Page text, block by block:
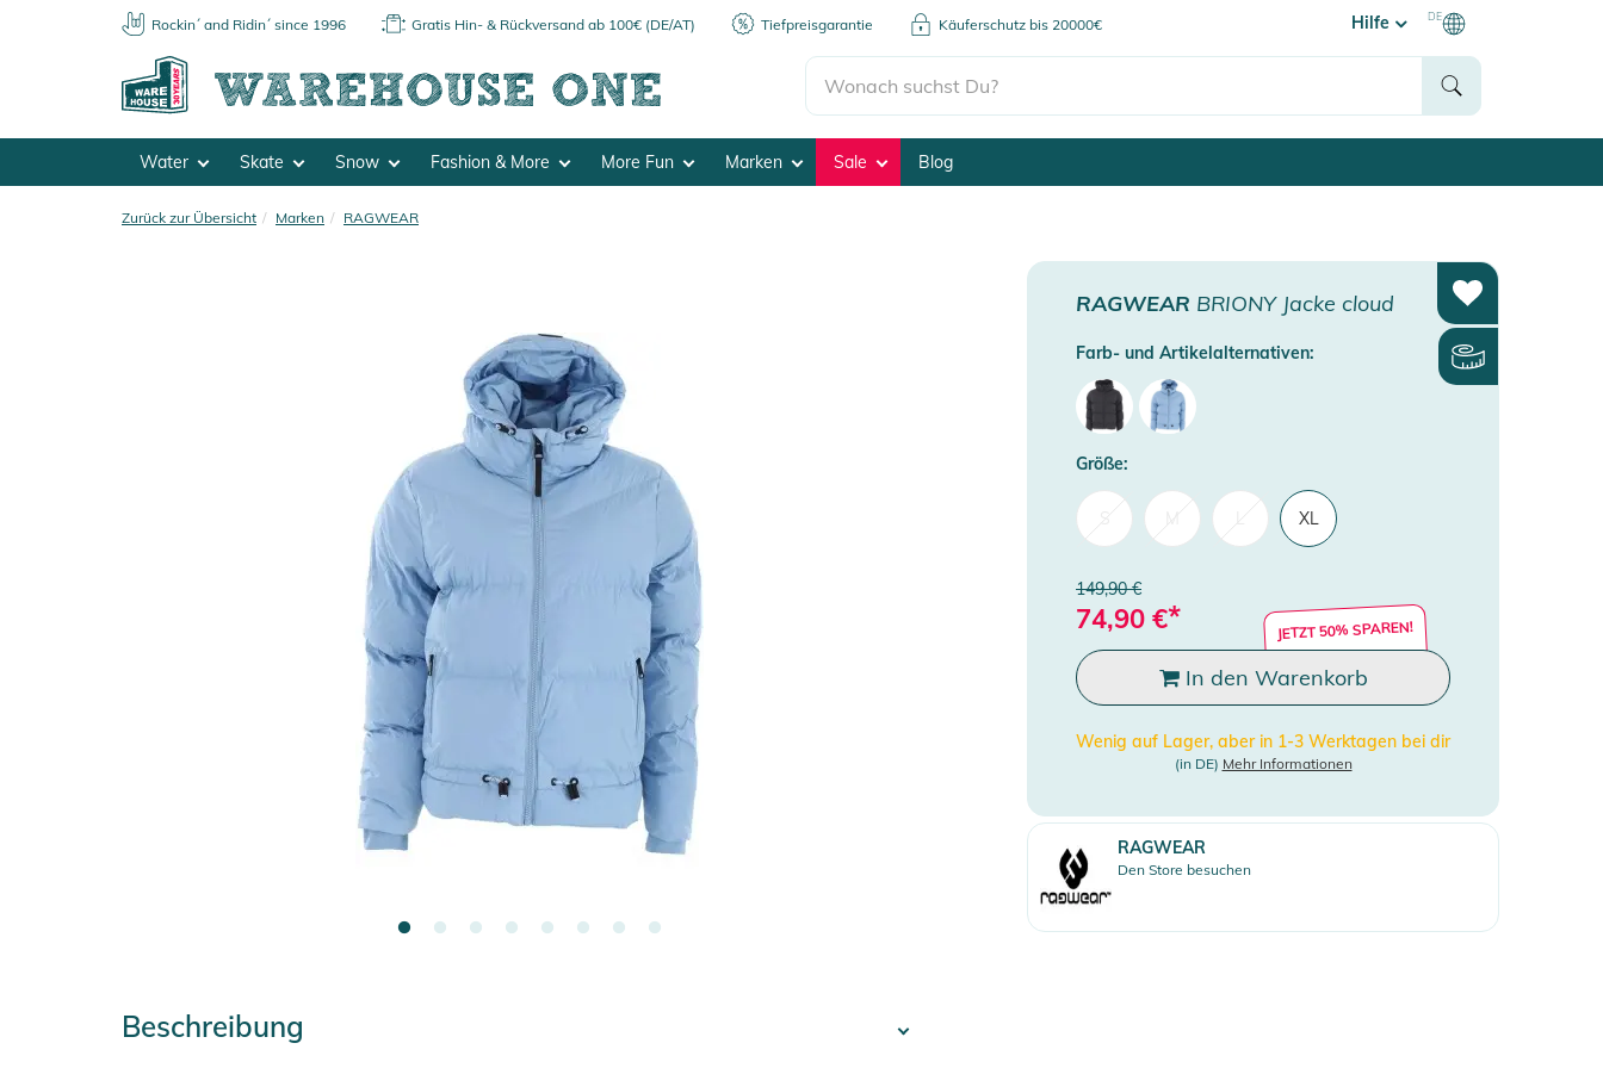
Rockin´ and Ridin´ since 1996 Gratis Hin- & Rückversand ab 100€ (DE/AT) Tiefpreisgarantie Käuferschutz bis 20000€ Hilfe DE
Water Skate Snow Fashion & More More Fun Marken Sale Blog
Zurück zur Übersicht Marken RAGWEAR
RAGWEAR BRIONY Jacke cloud
Farb- und Artikelalternativen:
Größe:
XL
149,90 €
74,90 €* JETZT 50% SPAREN!
In den Warenkorb
Wenig auf Lager, aber in 1-3 Werktagen bei dir
(in DE) Mehr Informationen
RAGWEAR
Den Store besuchen
Beschreibung